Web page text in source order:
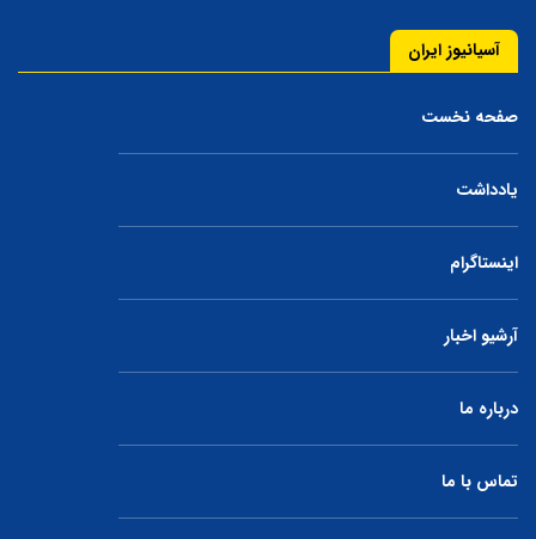
آسیانیوز ایران
صفحه نخست
یادداشت
اینستاگرام
آرشیو اخبار
درباره ما
تماس با ما